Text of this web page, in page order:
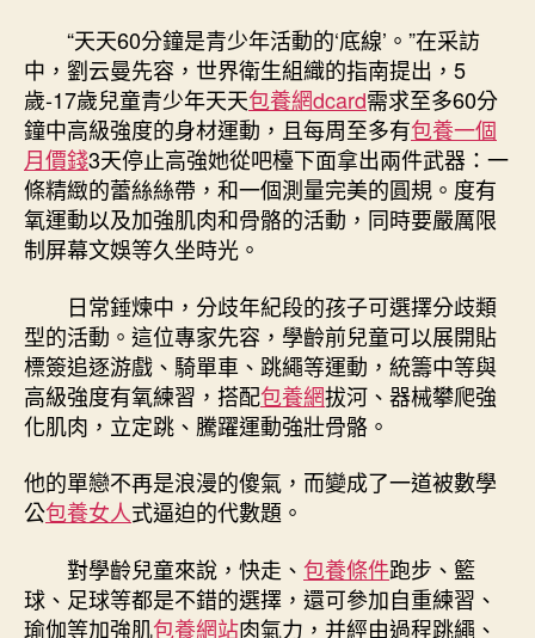
“天天60分鐘是青少年活動的‘底線’。”在采訪
中，劉云曼先容，世界衛生組織的指南提出，5
歲-17歲兒童青少年天天包養網dcard需求至多60分
鐘中高級強度的身材運動，且每周至多有包養一個
月價錢3天停止高強她從吧檯下面拿出兩件武器：一
條精緻的蕾絲絲帶，和一個測量完美的圓規。度有
氧運動以及加強肌肉和骨骼的活動，同時要嚴厲限
制屏幕文娛等久坐時光。
日常錘煉中，分歧年紀段的孩子可選擇分歧類
型的活動。這位專家先容，學齡前兒童可以展開貼
標簽追逐游戲、騎單車、跳繩等運動，統籌中等與
高級強度有氧練習，搭配包養網拔河、器械攀爬強
化肌肉，立定跳、騰躍運動強壯骨骼。
他的單戀不再是浪漫的傻氣，而變成了一道被數學
公包養女人式逼迫的代數題。
對學齡兒童來說，快走、 包養條件跑步、籃
球、足球等都是不錯的選擇，還可參加自重練習、
瑜伽等加強肌包養網站肉氣力，并經由過程跳繩、